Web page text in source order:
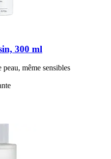
300 ml
même sensibles